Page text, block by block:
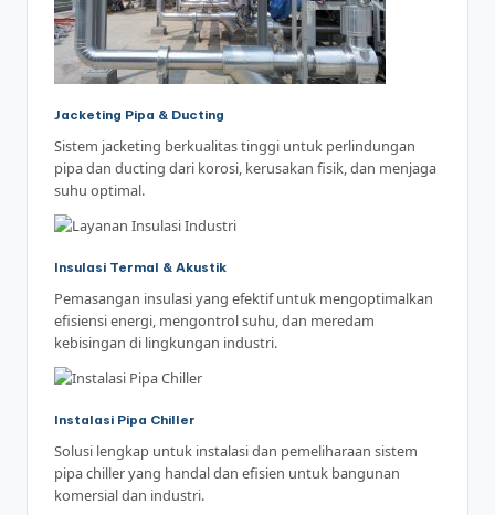
Jacketing Pipa & Ducting
Sistem jacketing berkualitas tinggi untuk perlindungan
pipa dan ducting dari korosi, kerusakan fisik, dan menjaga
suhu optimal.
Insulasi Termal & Akustik
Pemasangan insulasi yang efektif untuk mengoptimalkan
efisiensi energi, mengontrol suhu, dan meredam
kebisingan di lingkungan industri.
Instalasi Pipa Chiller
Solusi lengkap untuk instalasi dan pemeliharaan sistem
pipa chiller yang handal dan efisien untuk bangunan
komersial dan industri.